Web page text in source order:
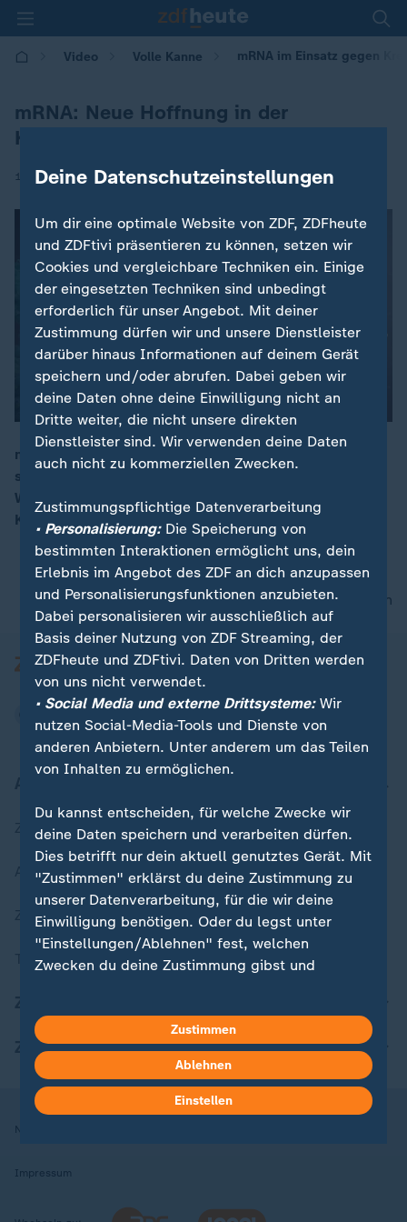
Video Volle Kanne mRNA im Einsatz gegen
mRNA: Neue Hoffnung in der
Krebstherapie
18.03.2026 | 09:05
mRNA-Impfstoffe wurden durch Corona bekannt,
stammen aber ursprünglich aus der Krebsforschung.
Welche Chancen bietet diese Technologie für künftige
Krebsbehandlungen?
nach oben
Zuletzt veröffentlicht
Aktuelle Sendungs-Videos
ZDFheute Stories
Themen im Überblick
ZDFheute Apps
Nutzungsbedingungen
Impressum
Deine Datenschutzeinstellungen
Um dir eine optimale Website von ZDF, ZDFheute
und ZDFtivi präsentieren zu können, setzen wir
Cookies und vergleichbare Techniken ein. Einige
der eingesetzten Techniken sind unbedingt
erforderlich für unser Angebot. Mit deiner
Zustimmung dürfen wir und unsere Dienstleister
darüber hinaus Informationen auf deinem Gerät
speichern und/oder abrufen. Dabei geben wir
deine Daten ohne deine Einwilligung nicht an
Dritte weiter, die nicht unsere direkten
Dienstleister sind. Wir verwenden deine Daten
auch nicht zu kommerziellen Zwecken.
Zustimmungspflichtige Datenverarbeitung
• Personalisierung:Die Speicherung von
bestimmten Interaktionen ermöglicht uns, dein
Erlebnis im Angebot des ZDF an dich anzupassen
und Personalisierungsfunktionen anzubieten.
Dabei personalisieren wir ausschließlich auf
Basis deiner Nutzung von ZDF Streaming, der
ZDFheute und ZDFtivi. Daten von Dritten werden
von uns nicht verwendet.
• Social Media und externe Drittsysteme:Wir
nutzen Social-Media-Tools und Dienste von
anderen Anbietern. Unter anderem um das Teilen
von Inhalten zu ermöglichen.
Du kannst entscheiden, für welche Zwecke wir
deine Daten speichern und verarbeiten dürfen.
Dies betrifft nur dein aktuell genutztes Gerät. Mit
"Zustimmen" erklärst du deine Zustimmung zu
unserer Datenverarbeitung, für die wir deine
Einwilligung benötigen. Oder du legst unter
"Einstellungen/Ablehnen" fest, welchen
Zwecken du deine Zustimmung gibst und
in deinen Einstellungen widerrufen oder ändern.
Hier findest du das Impressum.
Weitere Informationen findest du in unserer
Datenschutzerklärung.
Zustimmen
Ablehnen
Einstellen